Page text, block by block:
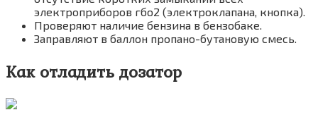
электроприборов гбо2 (электроклапана, кнопка).
Проверяют наличие бензина в бензобаке.
Заправляют в баллон пропано-бутановую смесь.
Как отладить дозатор